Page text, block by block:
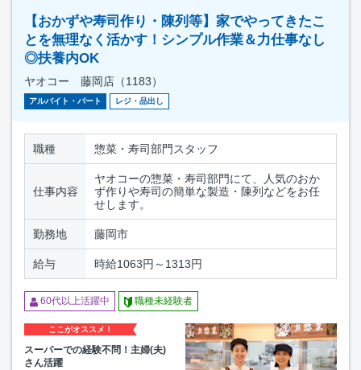
【おかずや寿司作り・陳列等】家でやってきたこ
とを無理なく活かす！シンプル作業＆力仕事なし
◎扶養内OK
ヤオコー 藤岡店（1183）
アルバイト・パート レジ・品出し
職種 惣菜・寿司部門スタッフ
仕事内容
ヤオコーの惣菜・寿司部門にて、人気のおか
ず作りや寿司の簡単な製造・陳列などをお任
せします。
勤務地 藤岡市
給与 時給1063円～1313円
60代以上活躍中 職種未経験者
ここがオススメ！
スーパーでの経験不問！主婦(夫)
さん活躍